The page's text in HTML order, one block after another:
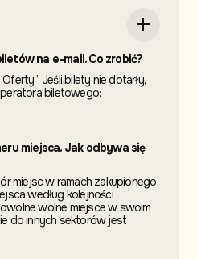
na e-mail. Co zrobić?
Jeśli bilety nie dotarły,
biletowego:
miejsca. Jak odbywa się
miejsc w ramach zakupionego
według kolejności
wolne miejsce w swoim
do innych sektorów jest